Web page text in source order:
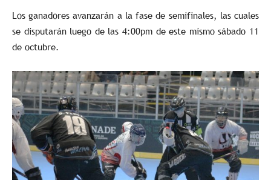
Los ganadores avanzarán a la fase de semifinales, las cuales
se disputarán luego de las 4:00pm de este mismo sábado 11
de octubre.